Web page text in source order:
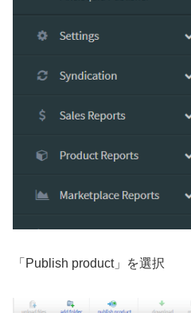
「Publish product」を選択